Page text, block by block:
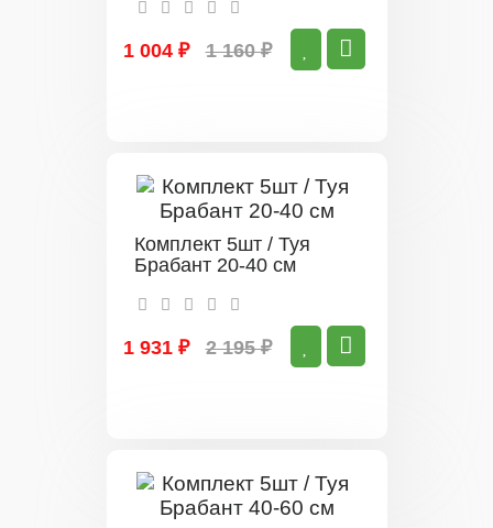
1 004 ₽ 1 160 ₽
Комплект 5шт / Туя
Брабант 20-40 см
1 931 ₽ 2 195 ₽